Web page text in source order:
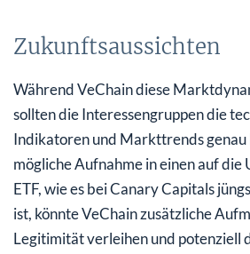
Zukunftsaussichten
Während VeChain diese
sollten die Interessengruppen die
Indikatoren und Markttrends genau
mögliche Aufnahme in einen auf die
ETF, wie es bei Canary Capitals
ist, könnte VeChain zusätzliche
Legitimität verleihen und potenziell